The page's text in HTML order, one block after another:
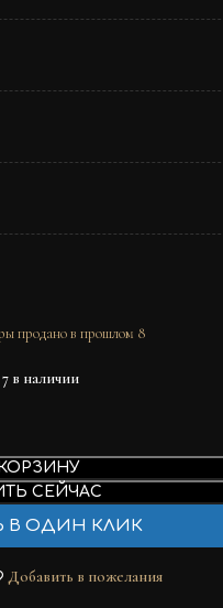
продано в прошлом 8
7 в наличии
СЕЙЧАС
В ОДИН КЛИК
Добавить в пожелания